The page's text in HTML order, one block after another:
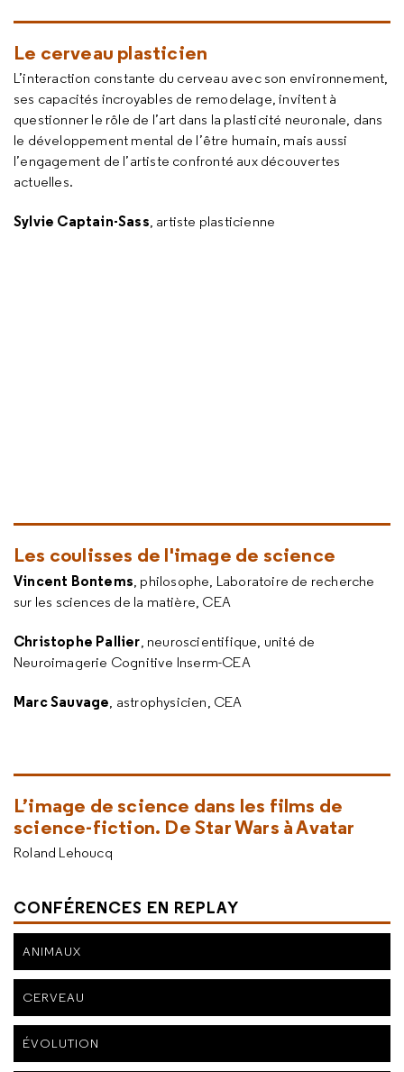
Le cerveau plasticien
L’interaction constante du cerveau avec son environnement,
ses capacités incroyables de remodelage, invitent à
questionner le rôle de l’art dans la plasticité neuronale, dans
le développement mental de l’être humain, mais aussi
l’engagement de l’artiste confronté aux découvertes
actuelles.
Sylvie Captain-Sass, artiste plasticienne
Les coulisses de l'image de science
Vincent Bontems, philosophe, Laboratoire de recherche
sur les sciences de la matière, CEA
Christophe Pallier, neuroscientifique, unité de
Neuroimagerie Cognitive Inserm-CEA
Marc Sauvage, astrophysicien, CEA
L’image de science dans les films de
science-fiction. De Star Wars à Avatar
Roland Lehoucq
CONFÉRENCES EN REPLAY
ANIMAUX
CERVEAU
ÉVOLUTION